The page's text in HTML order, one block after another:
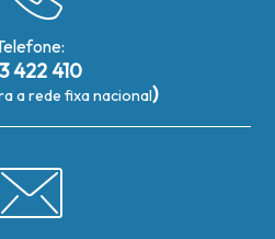
422 410
a rede fixa nacional)